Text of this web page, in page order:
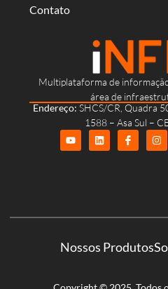
Multiplataforma de
área de
Endereço: SHCS/CR, Quadra
1588 – Asa Sul –
Contato
Nossos Produtos